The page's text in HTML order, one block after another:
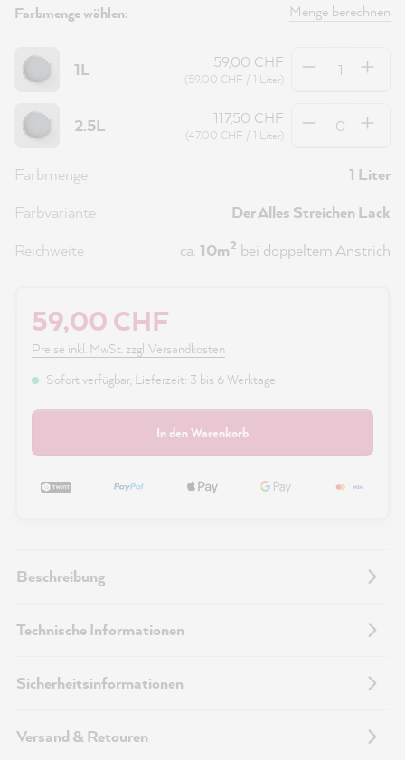
Farbmenge wählen: Menge berechnen
1L 59,00 CHF
(59,00 CHF / 1 Liter)
2.5L 117,50 CHF
(47,00 CHF / 1 Liter)
Farbmenge
1 Liter
Farbvariante
Der Alles Streichen Lack
Reichweite
ca. 10m2 bei doppeltem Anstrich
59,00 CHF
Preise inkl. MwSt. zzgl. Versandkosten
Sofort verfügbar, Lieferzeit: 3 bis 6 Werktage
In den Warenkorb
Beschreibung
Technische Informationen
Sicherheitsinformationen
Versand & Retouren